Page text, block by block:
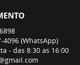
4096 (WhatsApp)
- das 8:30 as 16:00